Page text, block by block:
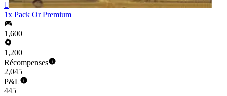

1x Pack Or Premium
1,600
1,200
Récompenses
2,045
P&L
445